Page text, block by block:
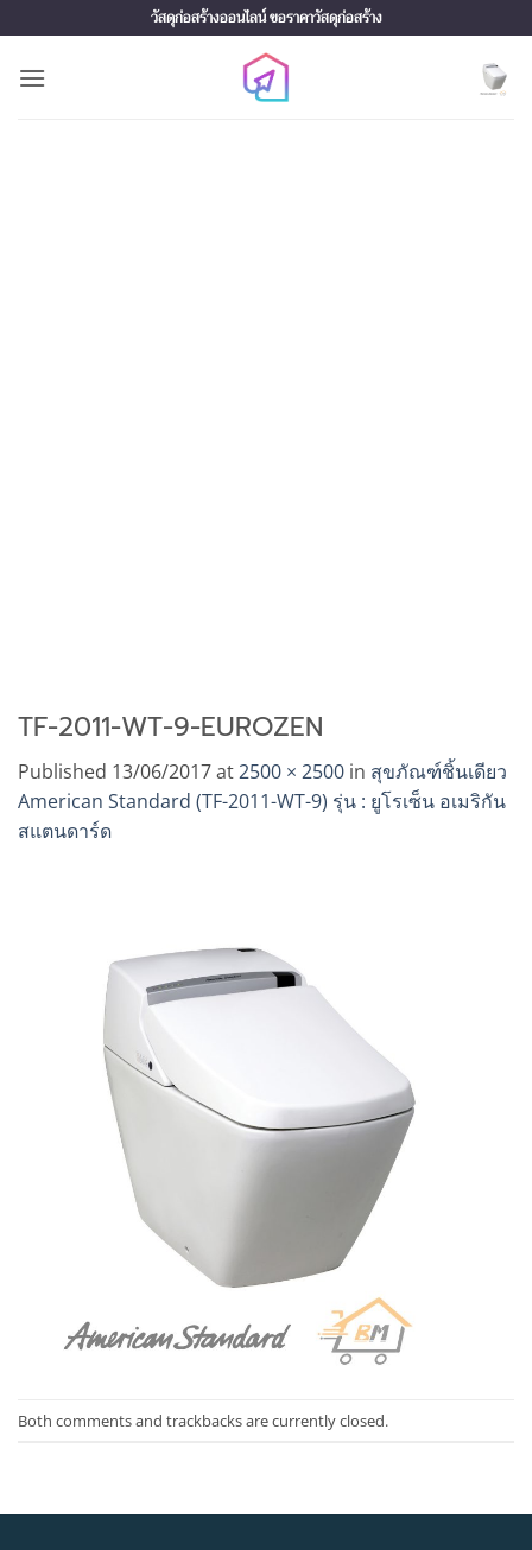
to
content
วัสดุก่อสร้างออนไลน์ ขอราคาวัสดุก่อสร้าง
TF-2011-WT-9-EUROZEN
Published 13/06/2017at2500 × 2500 in สุขภัณฑ์ชิ้นเดียว
American Standard (TF-2011-WT-9) รุ่น : ยูโรเซ็น อเมริกัน
สแตนดาร์ด
Both comments and trackbacks are currently closed.